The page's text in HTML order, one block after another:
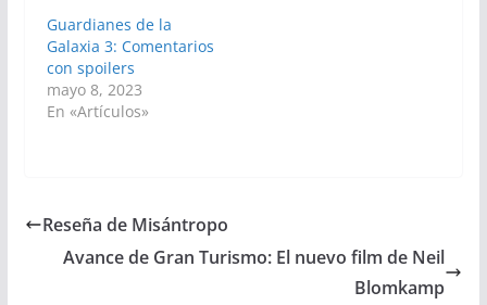
Guardianes de la
Galaxia 3: Comentarios
con spoilers
mayo 8, 2023
En «Artículos»
Reseña de Misántropo
Avance de Gran Turismo: El nuevo film de Neil
Blomkamp